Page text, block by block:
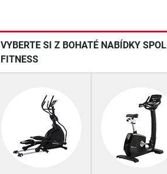
VYBERTE SI Z BOHATÉ NABÍDKY
FITNESS